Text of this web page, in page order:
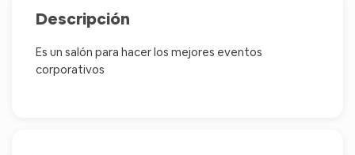
Descripción
Es un salón para hacer los mejores eventos
corporativos